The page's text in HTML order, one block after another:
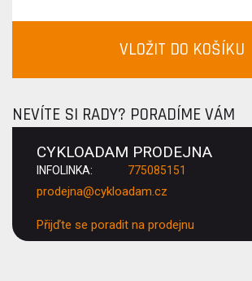
VLOŽIT DO KOŠÍKU
NEVÍTE SI RADY? PORADÍME VÁM
CYKLOADAM PRODEJNA
INFOLINKA: 775085151
prodejna@cykloadam.cz
Přijďte se poradit na prodejnu